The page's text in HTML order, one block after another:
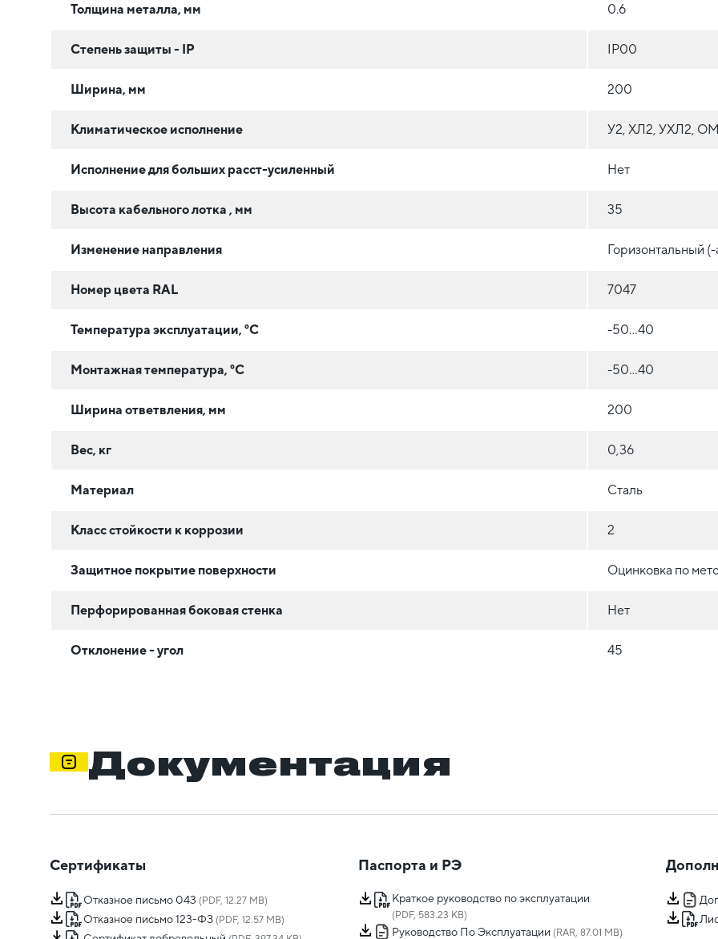
Толщина металла, мм 0.6
Степень защиты - IP IP00
Ширина, мм 200
Климатическое исполнение У2, ХЛ2, УХЛ2,
Исполнение для больших расст-усиленный Нет
Высота кабельного лотка , мм 35
Изменение направления Горизонтальный (-
Номер цвета RAL 7047
Температура эксплуатации, °C -50...40
Монтажная температура, °C -50...40
Ширина ответвления, мм 200
Вес, кг 0,36
Материал Сталь
Класс стойкости к коррозии 2
Защитное покрытие поверхности Оцинковка по
Перфорированная боковая стенка Нет
Отклонение - угол 45
Документация
Сертификаты
Отказное письмо 043 (PDF, 12.27 MB)
Отказное письмо 123-ФЗ (PDF, 12.57 MB)
Паспорта и РЭ
Краткое руководство по эксплуатации
(PDF, 583.23 KB)
Руководство По Эксплуатации (RAR, 87.01 MB)